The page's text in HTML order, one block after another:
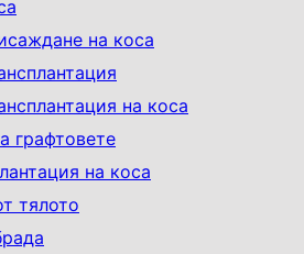
на коса
на коса
графтовете
на коса
тялото